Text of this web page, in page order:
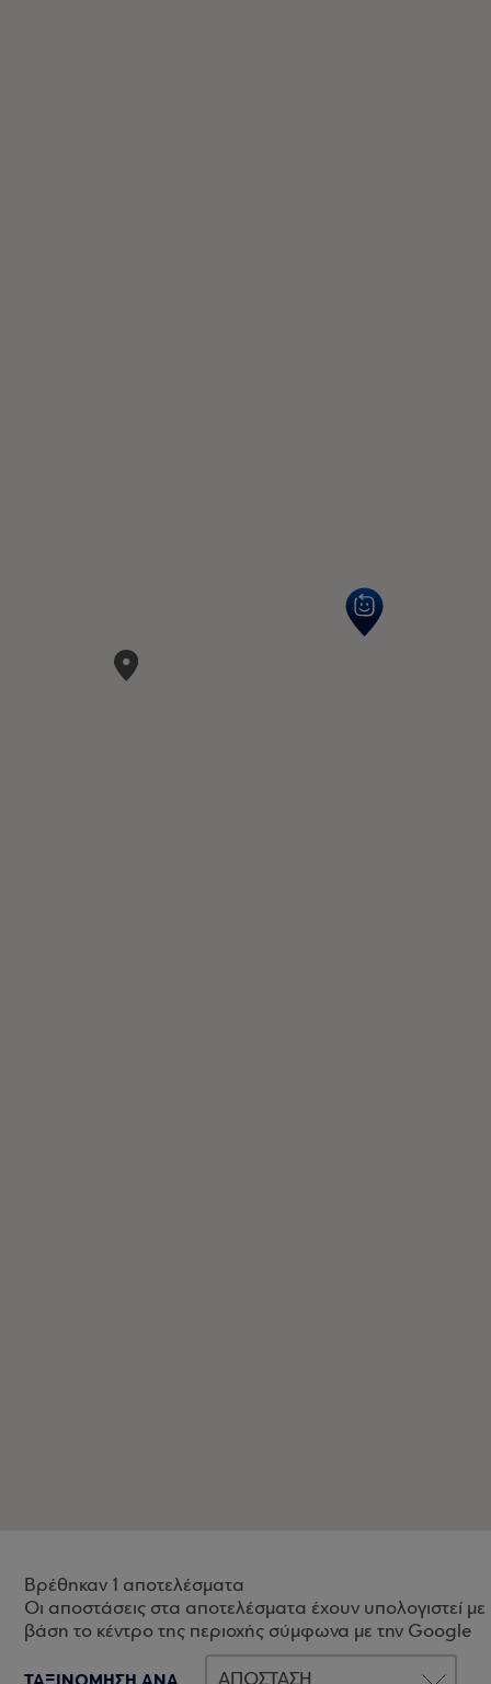
Βρέθηκαν 1 αποτελέσματα
Οι αποστάσεις στα αποτελέσματα έχουν υπολογιστεί με
βάση το κέντρο της περιοχής σύμφωνα με την Google